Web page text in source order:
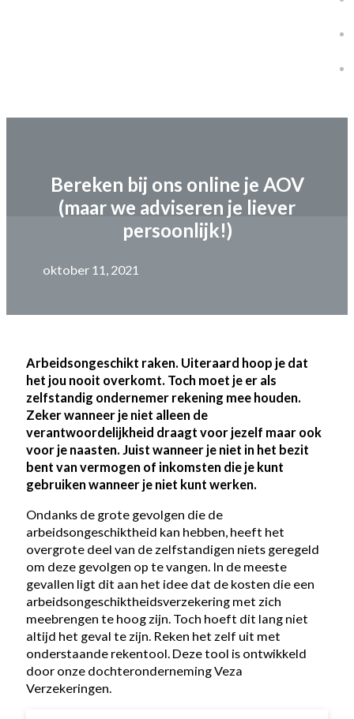
Bereken bij ons online je AOV
(maar we adviseren je liever
persoonlijk!)
oktober 11, 2021
Arbeidsongeschikt raken. Uiteraard hoop je dat
het jou nooit overkomt. Toch moet je er als
zelfstandig ondernemer rekening mee houden.
Zeker wanneer je niet alleen de
verantwoordelijkheid draagt voor jezelf maar ook
voor je naasten. Juist wanneer je niet in het bezit
bent van vermogen of inkomsten die je kunt
gebruiken wanneer je niet kunt werken.
Ondanks de grote gevolgen die de
arbeidsongeschiktheid kan hebben, heeft het
overgrote deel van de zelfstandigen niets geregeld
om deze gevolgen op te vangen. In de meeste
gevallen ligt dit aan het idee dat de kosten die een
arbeidsongeschiktheidsverzekering met zich
meebrengen te hoog zijn. Toch hoeft dit lang niet
altijd het geval te zijn. Reken het zelf uit met
onderstaande rekentool. Deze tool is ontwikkeld
door onze dochteronderneming Veza
Verzekeringen.